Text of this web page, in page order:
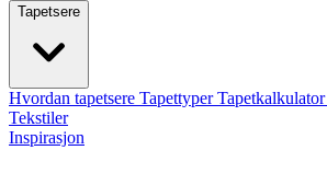
Tapetsere
Hvordan tapetsere TapettyperTapetkalkulator
Tekstiler
Inspirasjon